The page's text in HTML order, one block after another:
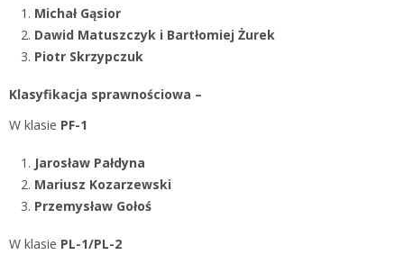
Michał Gąsior
Dawid Matuszczyk i Bartłomiej Żurek
Piotr Skrzypczuk
Klasyfikacja sprawnościowa –
W klasie PF-1
Jarosław Pałdyna
Mariusz Kozarzewski
Przemysław Gołoś
W klasie PL-1/PL-2